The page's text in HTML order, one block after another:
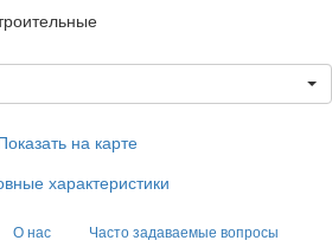
на карте
характеристики
О нас
Часто задаваемые вопросы